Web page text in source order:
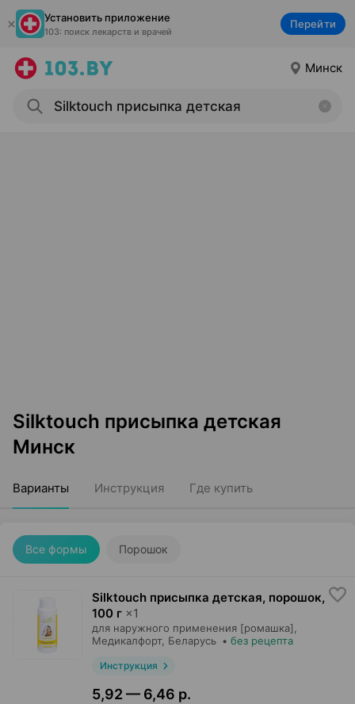
Установить приложение
103: поиск лекарств и врачей
Перейти
Минск
Silktouch присыпка детская
Минск
Варианты Инструкция Где купить
Все формы Порошок
Silktouch присыпка детская, порошок,
100 г ×1
для наружного применения [ромашка],
Медикалфорт, Беларусь • без рецепта
Инструкция
5,92 — 6,46 р.